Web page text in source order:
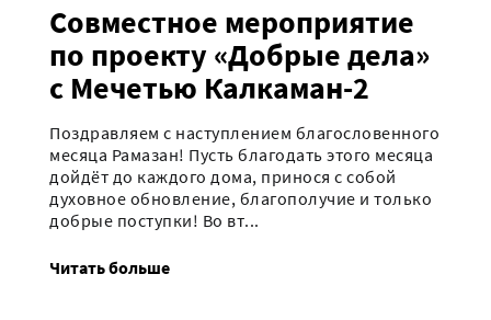
Совместное мероприятие
по проекту «Добрые дела»
с Мечетью Калкаман-2
Поздравляем с наступлением благословенного
месяца Рамазан! Пусть благодать этого месяца
дойдёт до каждого дома, принося с собой
духовное обновление, благополучие и только
добрые поступки! Во вт...
Читать больше